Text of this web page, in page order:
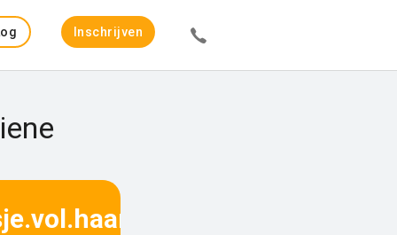
Inschrijven